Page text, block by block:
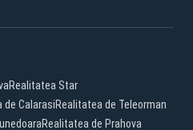
Realitatea Star
de CalarasiRealitatea de Teleorman
Realitatea de Prahova